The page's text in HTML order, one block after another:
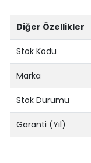
Diğer Özellikler
Stok Kodu
Marka
Stok Durumu
Garanti (Yıl)